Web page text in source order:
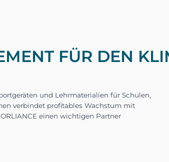
FÜR DEN